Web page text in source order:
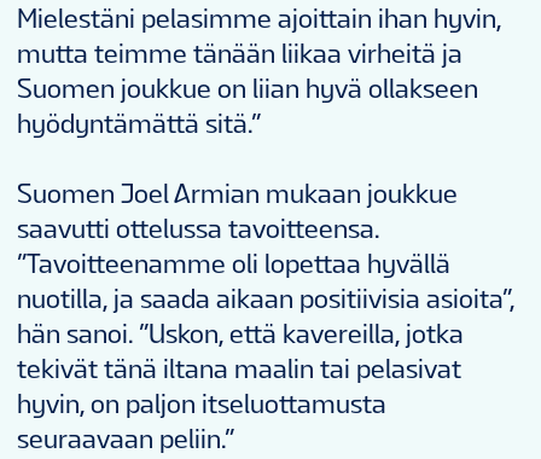
Mielestäni pelasimme ajoittain ihan hyvin,
mutta teimme tänään liikaa virheitä ja
Suomen joukkue on liian hyvä ollakseen
hyödyntämättä sitä.”
Suomen Joel Armian mukaan joukkue
saavutti ottelussa tavoitteensa.
”Tavoitteenamme oli lopettaa hyvällä
nuotilla, ja saada aikaan positiivisia asioita”,
hän sanoi. ”Uskon, että kavereilla, jotka
tekivät tänä iltana maalin tai pelasivat
hyvin, on paljon itseluottamusta
seuraavaan peliin.”